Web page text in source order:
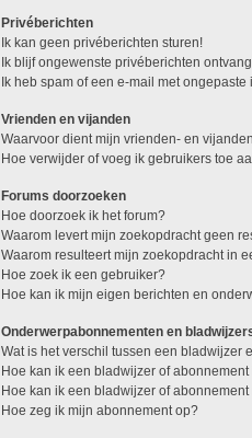
Privéberichten
Ik kan geen privéberichten sturen!
Ik blijf ongewenste privéberichten
Ik heb spam of een e-mail met
Vrienden en vijanden
Waarvoor dient mijn vrienden- en
Hoe verwijder of voeg ik gebruikers toe
Forums doorzoeken
Hoe doorzoek ik het forum?
Waarom levert mijn zoekopdracht geen
Waarom resulteert mijn zoekopdracht in
Hoe zoek ik een gebruiker?
Hoe kan ik mijn eigen berichten en
Onderwerpabonnementen en
Wat is het verschil tussen een bladwijzer
Hoe kan ik een bladwijzer of
Hoe kan ik een bladwijzer of
Hoe zeg ik mijn abonnement op?